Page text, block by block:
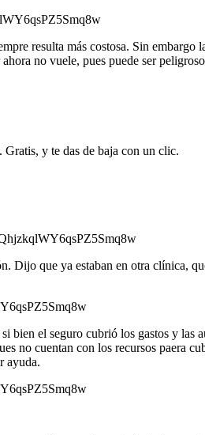
resulta más costosa. Sin
no vuele, pues puede ser
y te das de baja con un clic.
Dijo que ya estaban en otra clínica,
si bien el seguro cubrió los gastos y las
no cuentan con los recursos paera
ayuda.